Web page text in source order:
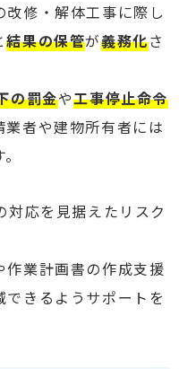
改修・解体工事に際し
結果の保管が義務化さ
の罰金や工事停止命令
業者や建物所有者には
対応を見据えたリスク
業計画書の作成支援
きるようサポートを